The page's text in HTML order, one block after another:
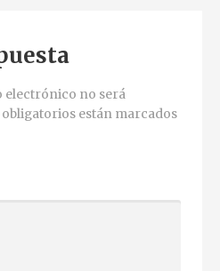
no será
obligatorios están marcados